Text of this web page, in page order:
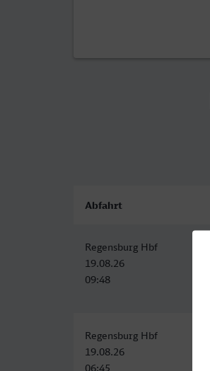
Abfahrt
Regensburg Hbf
19.08.26
09:48
Regensburg Hbf
19.08.26
06:45